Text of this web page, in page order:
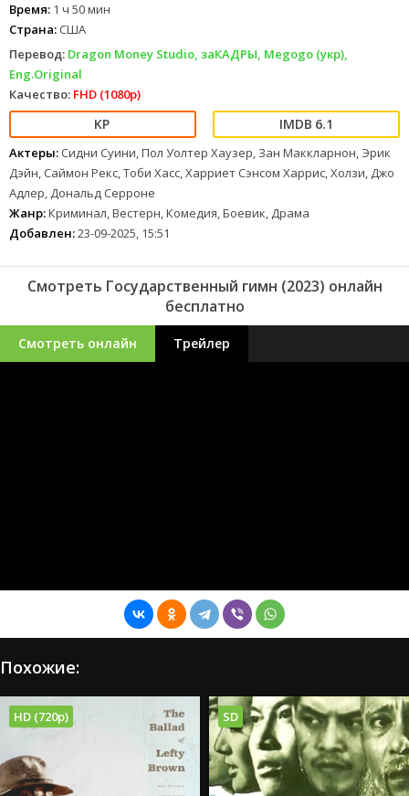
Время: 1 ч 50 мин
Страна: США
Перевод: Dragon Money Studio, заКАДРЫ, Megogo (укр),
Eng.Original
Качество: FHD (1080p)
6.1
Актеры: Сидни Суини, Пол Уолтер Хаузер, Зан Маккларнон, Эрик
Дэйн, Саймон Рекс, Тоби Хасс, Харриет Сэнсом Харрис, Холзи, Джо
Адлер, Дональд Серроне
Жанр:Криминал, Вестерн, Комедия, Боевик, Драма
Добавлен:23-09-2025, 15:51
Смотреть Государственный гимн (2023) онлайн
бесплатно
Смотреть онлайн Трейлер
Похожие:
HD (720p) SD